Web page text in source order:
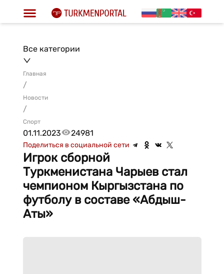
Все категории
Главная
/
Новости
/
Спорт
01.11.2023 24981
Поделиться в социальной сети
Игрок сборной
Туркменистана Чарыев стал
чемпионом Кыргызстана по
футболу в составе «Абдыш-
Аты»